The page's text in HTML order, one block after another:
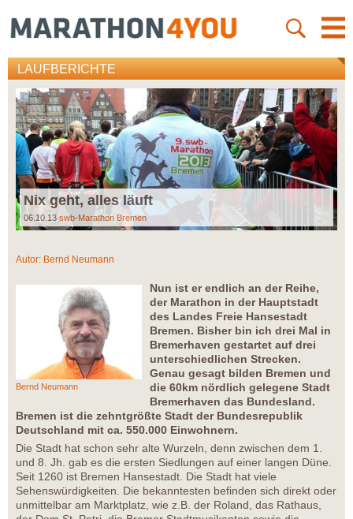
LAUFBERICHTE
Nix geht, alles läuft
06.10.13 swb-Marathon Bremen
Autor: Bernd Neumann
Bernd Neumann
Nun ist er endlich an der Reihe,
der Marathon in der Hauptstadt
des Landes Freie Hansestadt
Bremen. Bisher bin ich drei Mal in
Bremerhaven gestartet auf drei
unterschiedlichen Strecken.
Genau gesagt bilden Bremen und
die 60km nördlich gelegene Stadt
Bremerhaven das Bundesland.
Bremen ist die zehntgrößte Stadt der Bundesrepublik
Deutschland mit ca. 550.000 Einwohnern.
Die Stadt hat schon sehr alte Wurzeln, denn zwischen dem 1.
und 8. Jh. gab es die ersten Siedlungen auf einer langen Düne.
Seit 1260 ist Bremen Hansestadt. Die Stadt hat viele
Sehenswürdigkeiten. Die bekanntesten befinden sich direkt oder
unmittelbar am Marktplatz, wie z.B. der Roland, das Rathaus,